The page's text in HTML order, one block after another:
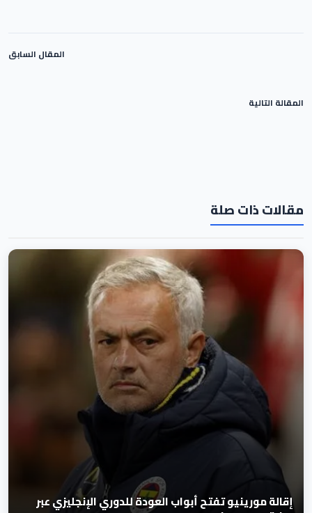
المقال السابق
المقالة التالية
مقالات ذات صلة
إقالة مورينيو تفتح أبواب العودة للدوري الإنجليزي عبر